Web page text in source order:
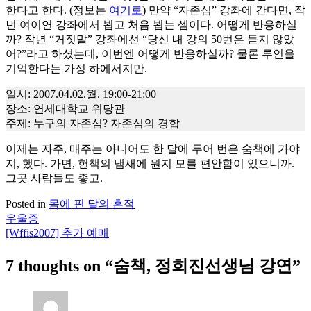
한다고 한다. (정보는 여기로) 만약 “자존심” 강좌에 간다면, 작
년 여이연 강좌에서 뵙고 처음 뵙는 셈이다. 어떻게 반응하실
까? 작년 “거짓말” 강좌에선 “당신 내 강의 50번은 듣지 않았
어?”라고 하셨는데, 이번엔 어떻게 반응하실까? 물론 루인을
기억한다는 가정 하에서지만.
일시: 2007.04.02.월. 19:00-21:00
장소: 연세대학교 위당관
주제: 누구의 자존심? 자존심의 경합
이제는 자주, 매주는 아니어도 한 달에 두어 번은 숨책에 가야
지, 했다. 가면, 헌책의 냄새에 뭔지 모를 편안함이 있으니까.
그곳 사람들도 좋고.
Posted in 몸에 핀 달의 흔적
글
색
우울증
[Wffis2007] 추가 예매
7 thoughts on “숨책, 정희진선생님 강연”